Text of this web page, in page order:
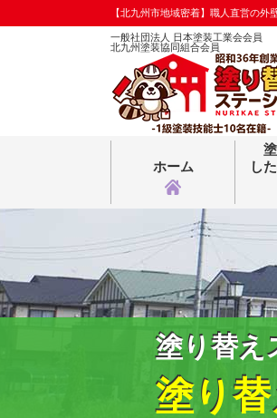
【北九州市地域密着】職人直営の
一般社団法人 日本塗装工業会会員
北九州塗装協同組合会員
ホーム
し
塗り替え
塗り